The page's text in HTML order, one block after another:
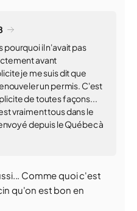
pourquoi il n'avait pas
avant
je me suis dit que
un permis. C'est
de toutes façons...
vraiment tous dans le
depuis le Québec à
Comme quoi c'est
qu'on est bon en